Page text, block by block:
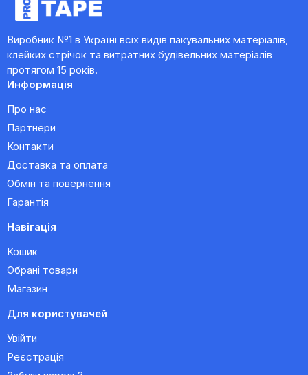
Виробник №1 в Україні всіх видів пакувальних матеріалів,
клейких стрічок та витратних будівельних матеріалів
протягом 15 років.
Информація
Про нас
Партнери
Контакти
Доставка та оплата
Обмін та повернення
Гарантія
Навігація
Кошик
Обрані товари
Магазин
Для користувачей
Увійти
Реєстрація